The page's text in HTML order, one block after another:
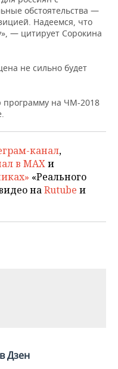
обстоятельства —
Надеемся, что
— цитирует Сорокина
не сильно будет
программу на ЧМ-2018
канал,
в MAXи
«Реального
наRutube и
Дзен